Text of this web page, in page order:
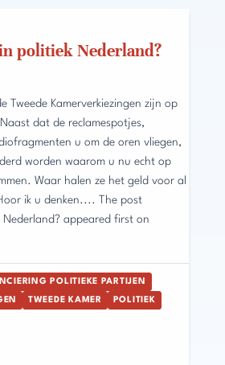
politiek Nederland?
Tweede Kamerverkiezingen zijn op
dat de reclamespotjes,
u om de oren vliegen,
worden waarom u nu echt op
Waar halen ze het geld voor al
ik u denken.... The post
appeared first on
POLITIEKE PARTIJEN
TWEEDE KAMER POLITIEK